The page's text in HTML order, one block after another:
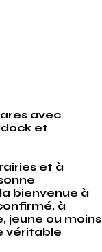
avec
et
et à
bienvenue à
à
jeune ou moins
véritable